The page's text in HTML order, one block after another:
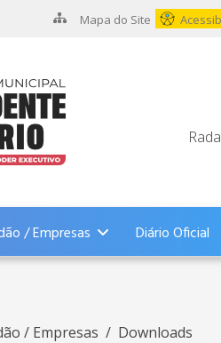
Mapa do Site
/ Empresas Diário Oficial
/ Empresas Downloads